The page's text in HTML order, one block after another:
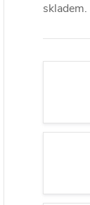
skladem.